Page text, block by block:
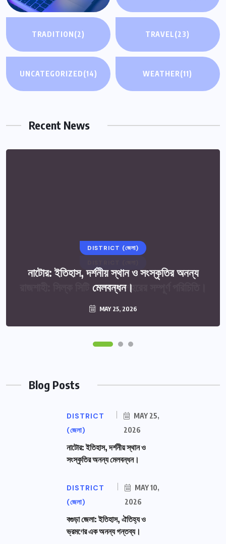
TRADITION(2) TRAVEL(23)
UNCATEGORIZED(14) WEATHER(11)
Recent News
DISTRICT (জেলা)
নাটোর: ইতিহাস, দর্শনীয় স্থান ও সংস্কৃতির অনন্য
মেলবন্ধন।
MAY 25, 2026
Blog Posts
DISTRICT
(জেলা)
MAY 25,
2026
নাটোর: ইতিহাস, দর্শনীয় স্থান ও
সংস্কৃতির অনন্য মেলবন্ধন।
DISTRICT
(জেলা)
MAY 10,
2026
বগুড়া জেলা: ইতিহাস, ঐতিহ্য ও
ভ্রমণের এক অনন্য গন্তব্য।